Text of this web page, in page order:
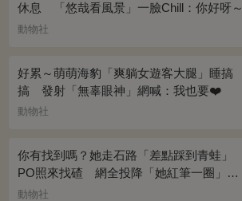
休息 「悠哉看風景」一臉Chill：你好呀～
動物社
好累～萌萌海豹「爽躺女遊客大腿」睡搞
搞 發射「無辜眼神」網喊：我也要❤️
動物社
你有找到嗎？她走石路「差點踩到青蛙」
PO照來找碴 網全投降「她紅筆一圈」恍
然大悟：太明顯了吧
動物社